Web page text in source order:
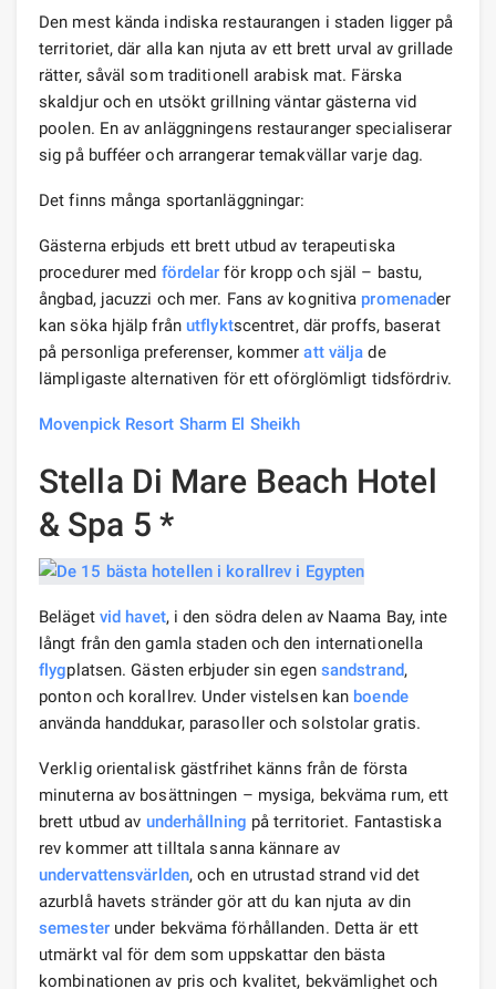
Den mest kända indiska restaurangen i staden ligger på
territoriet, där alla kan njuta av ett brett urval av grillade
rätter, såväl som traditionell arabisk mat. Färska
skaldjur och en utsökt grillning väntar gästerna vid
poolen. En av anläggningens restauranger specialiserar
sig på bufféer och arrangerar temakvällar varje dag.
Det finns många sportanläggningar:
Gästerna erbjuds ett brett utbud av terapeutiska
procedurer med fördelar för kropp och själ – bastu,
ångbad, jacuzzi och mer. Fans av kognitiva promenader
kan söka hjälp från utflyktscentret, där proffs, baserat
på personliga preferenser, kommeratt välja de
lämpligaste alternativen för ett oförglömligt tidsfördriv.
Movenpick Resort Sharm El Sheikh
Stella Di Mare Beach Hotel
& Spa 5 *
Beläget vid havet, i den södra delen av Naama Bay, inte
långt från den gamla staden och den internationella
flygplatsen. Gästen erbjuder sin egen sandstrand,
ponton och korallrev. Under vistelsen kan boende
använda handdukar, parasoller och solstolar gratis.
Verklig orientalisk gästfrihet känns från de första
minuterna av bosättningen – mysiga, bekväma rum, ett
brett utbud av underhållning på territoriet. Fantastiska
rev kommer att tilltala sanna kännare av
undervattensvärlden, och en utrustad strand vid det
azurblå havets stränder gör att du kan njuta av din
semesterunder bekväma förhållanden. Detta är ett
utmärkt val för dem som uppskattar den bästa
kombinationen av pris och kvalitet, bekvämlighet och